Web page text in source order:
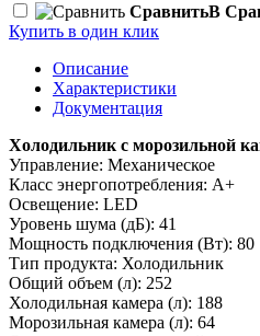
СравнитьВ
Купить в один клик
Описание
Характеристики
Документация
Холодильник с морозильной
Управление: Механическое
Класс энергопотребления: A+
Освещение: LED
Уровень шума (дБ): 41
Мощность подключения (Вт): 80
Тип продукта: Холодильник
Общий объем (л): 252
Холодильная камера (л): 188
Морозильная камера (л): 64